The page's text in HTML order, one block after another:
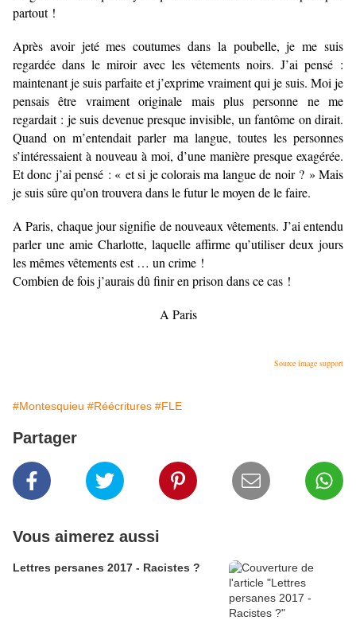
partout !
Après avoir jeté mes coutumes dans la poubelle, je me suis
regardée dans le miroir avec les vêtements noirs. J’ai pensé :
maintenant je suis parfaite et j’exprime vraiment qui je suis. Moi je
pensais être vraiment originale mais plus personne ne me
regardait : je suis devenue presque invisible, un fantôme on dirait.
Quand on m’entendait parler ma langue, toutes les personnes
s’intéressaient à nouveau à moi, d’une manière presque exagérée.
Et donc j’ai pensé : « et si je colorais ma langue de noir ? » Mais
je suis sûre qu’on trouvera dans le futur le moyen de le faire.
A Paris, chaque jour signifie de nouveaux vêtements. J’ai entendu
parler une amie Charlotte, laquelle affirme qu’utiliser deux jours
les mêmes vêtements est … un crime !
Combien de fois j’aurais dû finir en prison dans ce cas !
A Paris
Source image support
#Montesquieu #Réécritures #FLE
Partager
Vous aimerez aussi
Lettres persanes 2017 - Racistes ?